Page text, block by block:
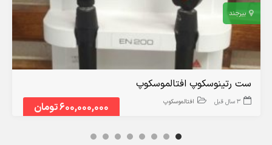
بیرجند
600,000,000 تومان
ست رتینوسکوپ افتالموسکوپ
3 سال قبل افتالموسکوپ